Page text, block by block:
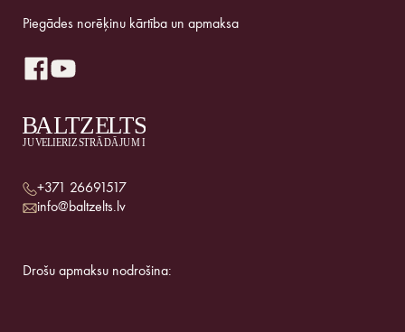
Piegādes norēķinu kārtība un apmaksa
+371 26691517
info@baltzelts.lv
Drošu apmaksu nodrošina: